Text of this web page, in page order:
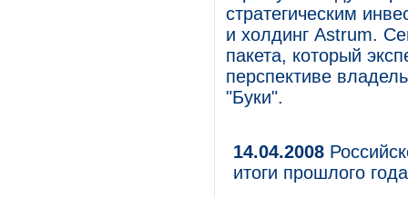
стратегическим
и холдинг Astrum.
пакета, который
перспективе
"Буки".
14.04.2008
итоги прошлого